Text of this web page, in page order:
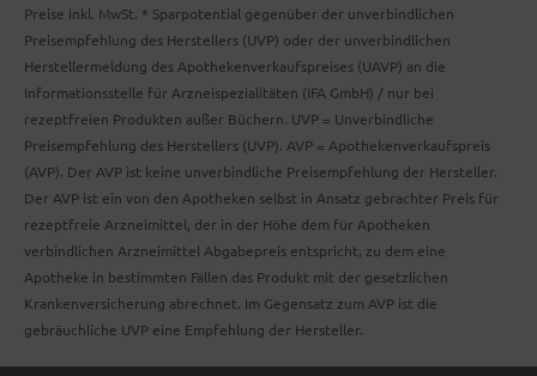
Preise inkl. MwSt. * Sparpotential gegenüber der unverbindlichen
Preisempfehlung des Herstellers (UVP) oder der unverbindlichen
Herstellermeldung des Apothekenverkaufspreises (UAVP) an die
Informationsstelle für Arzneispezialitäten (IFA GmbH) / nur bei
rezeptfreien Produkten außer Büchern. UVP = Unverbindliche
Preisempfehlung des Herstellers (UVP). AVP = Apothekenverkaufspreis
(AVP). Der AVP ist keine unverbindliche Preisempfehlung der Hersteller.
Der AVP ist ein von den Apotheken selbst in Ansatz gebrachter Preis für
rezeptfreie Arzneimittel, der in der Höhe dem für Apotheken
verbindlichen Arzneimittel Abgabepreis entspricht, zu dem eine
Apotheke in bestimmten Fällen das Produkt mit der gesetzlichen
Krankenversicherung abrechnet. Im Gegensatz zum AVP ist die
gebräuchliche UVP eine Empfehlung der Hersteller.